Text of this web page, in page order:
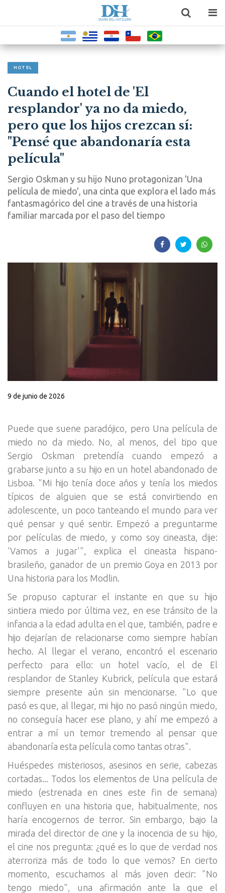
HOTEL
Cuando el hotel de 'El
resplandor' ya no da miedo,
pero que los hijos crezcan sí:
"Pensé que abandonaría esta
película"
Sergio Oskman y su hijo Nuno protagonizan 'Una
película de miedo', una cinta que explora el lado más
fantasmagórico del cine a través de una historia
familiar marcada por el paso del tiempo
9 de junio de 2026
Puede que suene paradójico, pero Una película de
miedo no da miedo. No, al menos, del tipo que
Sergio Oskman pretendía cuando empezó a
grabarse junto a su hijo en un hotel abandonado de
Lisboa. "Mi hijo tenía doce años y tenía los miedos
típicos de alguien que se está convirtiendo en
adolescente, un poco tanteando el mundo para ver
qué pensar y qué sentir. Empezó a preguntarme
por películas de miedo, y como soy cineasta, dije:
'Vamos a jugar'", explica el cineasta hispano-
brasileño, ganador de un premio Goya en 2013 por
Una historia para los Modlin.
Se propuso capturar el instante en que su hijo
sintiera miedo por última vez, en ese tránsito de la
infancia a la edad adulta en el que, también, padre e
hijo dejarían de relacionarse como siempre habían
hecho. Al llegar el verano, encontró el escenario
perfecto para ello: un hotel vacío, el de El
resplandor de Stanley Kubrick, película que estará
siempre presente aún sin mencionarse. "Lo que
pasó es que, al llegar, mi hijo no pasó ningún miedo,
no conseguía hacer ese plano, y ahí me empezó a
entrar a mí un temor tremendo al pensar que
abandonaría esta película como tantas otras".
Huéspedes misteriosos, asesinos en serie, cabezas
cortadas... Todos los elementos de Una película de
miedo (estrenada en cines este fin de semana)
confluyen en una historia que, habitualmente, nos
haría encogernos de terror. Sin embargo, bajo la
mirada del director de cine y la inocencia de su hijo,
el cine nos pregunta: ¿qué es lo que de verdad nos
aterroriza más de todo lo que vemos? En cierto
momento, escuchamos al más joven decir: "No
tengo miedo", una afirmación ante la que el